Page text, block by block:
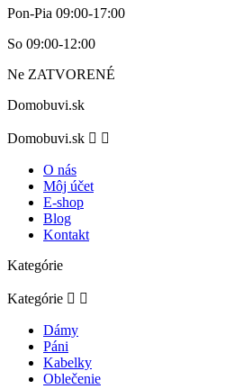
Pon-Pia 09:00-17:00
So 09:00-12:00
Ne ZATVORENÉ
Domobuvi.sk
Domobuvi.sk  
O nás
Môj účet
E-shop
Blog
Kontakt
Kategórie
Kategórie  
Dámy
Páni
Kabelky
Oblečenie